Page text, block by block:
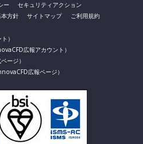
ー
セキュリティアクション
方針 サイトマップ
ご利用規約
）
広報アカウント）
ージ）
広報ページ）